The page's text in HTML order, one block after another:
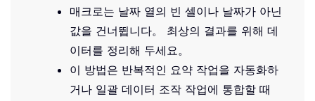
매크로는 날짜 열의 빈 셀이나 날짜가 아닌
값을 건너뜁니다。 최상의 결과를 위해 데
이터를 정리해 두세요。
이 방법은 반복적인 요약 작업을 자동화하
거나 일괄 데이터 조작 작업에 통합할 때